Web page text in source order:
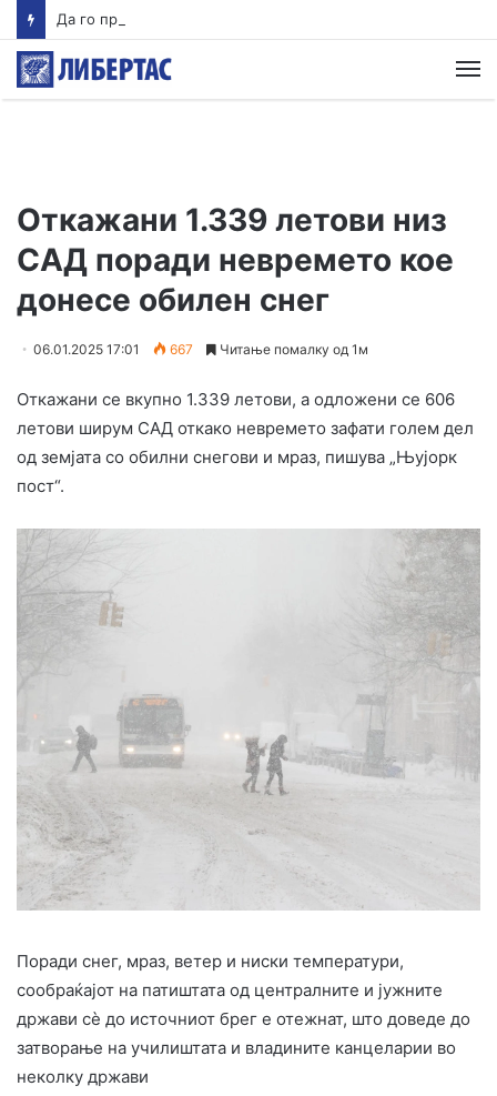
Да го прославиме талогот на фекалиите
Откажани 1.339 летови низ
САД поради невремето кое
донесе обилен снег
06.01.2025 17:01 667 Читање помалку од 1м
Откажани се вкупно 1.339 летови, а одложени се 606
летови ширум САД откако невремето зафати голем дел
од земјата со обилни снегови и мраз, пишува „Њујорк
пост“.
Поради снег, мраз, ветер и ниски температури,
сообраќајот на патиштата од централните и јужните
држави сè до источниот брег е отежнат, што доведе до
затворање на училиштата и владините канцеларии во
неколку држави